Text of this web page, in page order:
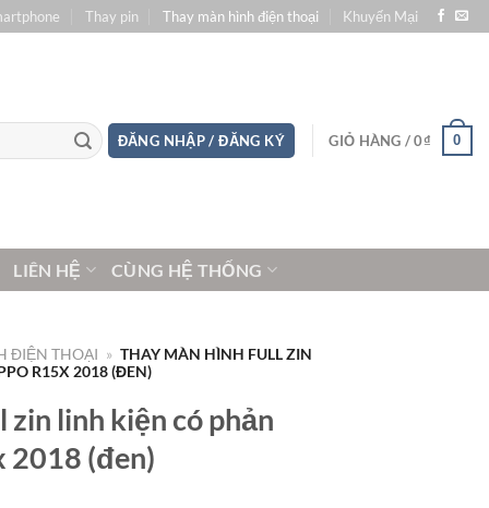
Thay pin Thay màn hình điện thoại Khuyến Mại
ĐĂNG NHẬP / ĐĂNG KÝ GIỎ HÀNG /0₫ 0
LIÊN HỆ CÙNG HỆ THỐNG
ĐIỆN THOẠI » THAY MÀN HÌNH FULL ZIN
R15X 2018 (ĐEN)
zin linh kiện có phản
2018 (đen)